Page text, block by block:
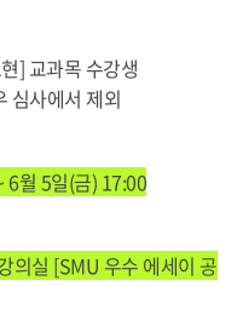
] 교과목 수강생
심사에서 제외
6월 5일(금) 17:00
의실 [SMU 우수 에세이 공